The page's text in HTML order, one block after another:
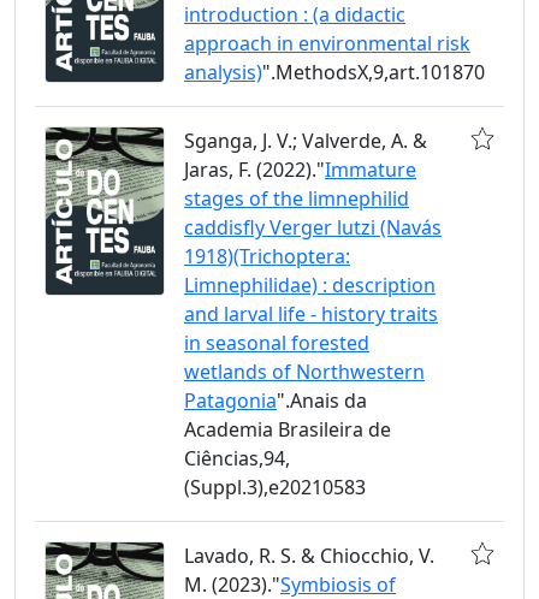
introduction : (a didactic
approach in environmental risk
analysis)".MethodsX,9,art.101870
Sganga, J. V.; Valverde, A. &
Jaras, F. (2022)."Immature
stages of the limnephilid
caddisfly Verger lutzi (Navás
1918)(Trichoptera:
Limnephilidae) : description
and larval life - history traits
in seasonal forested
wetlands of Northwestern
Patagonia".Anais da
Academia Brasileira de
Ciências,94,
(Suppl.3),e20210583
Lavado, R. S. & Chiocchio, V.
M. (2023)."Symbiosis of